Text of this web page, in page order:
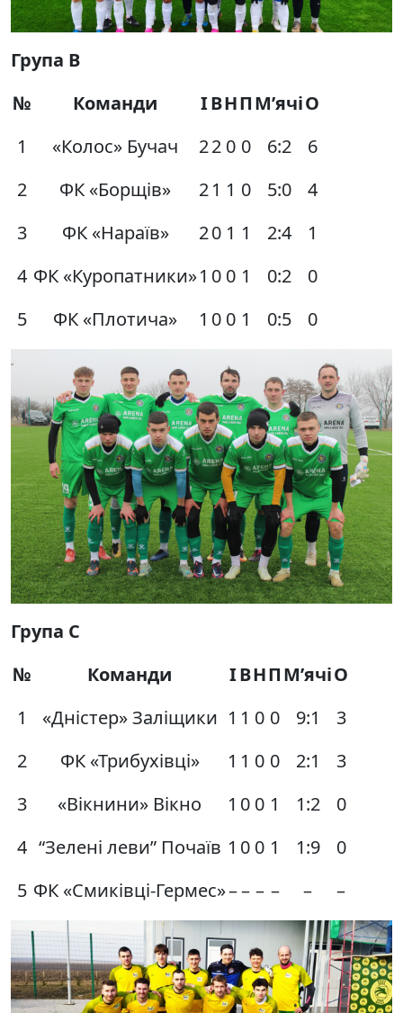
Група В
№
Команди ІВНПМ’ячіО
1
«Колос» Бучач 22 0 0 6:2
6
2
ФК «Борщів» 21 1 0 5:0
4
3
ФК «Нараїв» 20 1 1 2:4
1
4 ФК «Куропатники»1 0 0 1 0:2
0
5
ФК «Плотича» 1 0 0 1 0:5 0
Група С
№
Команди ІВНПМ’ячіО
1
«Дністер» Заліщики 1 1 0 0 9:1
3
2
ФК «Трибухівці» 1 1 0 0 2:1
3
3
«Вікнини» Вікно 1 0 0 1 1:2
0
4 “Зелені леви” Почаїв 1 0 0 1 1:9
0
5 ФК «Смиківці-Гермес»–– – – – –